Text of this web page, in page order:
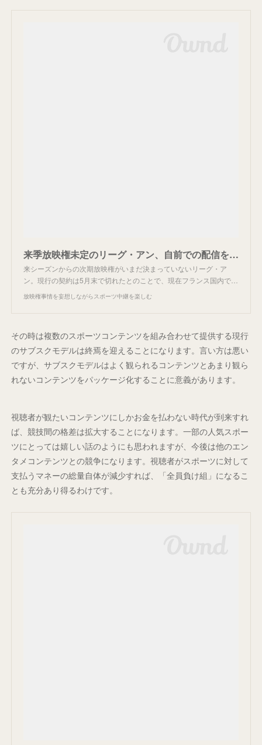
来季放映権未定のリーグ・アン、自前での配信を検討。
来シーズンからの次期放映権がいまだ決まっていないリーグ・ア
ン。現行の契約は5月末で切れたとのことで、現在フランス国内で…
放映権事情を妄想しながらスポーツ中継を楽しむ
その時は複数のスポーツコンテンツを組み合わせて提供する現行
のサブスクモデルは終焉を迎えることになります。言い方は悪い
ですが、サブスクモデルはよく観られるコンテンツとあまり観ら
れないコンテンツをパッケージ化することに意義があります。
視聴者が観たいコンテンツにしかお金を払わない時代が到来すれ
ば、競技間の格差は拡大することになります。一部の人気スポー
ツにとっては嬉しい話のようにも思われますが、今後は他のエン
タメコンテンツとの競争になります。視聴者がスポーツに対して
支払うマネーの総量自体が減少すれば、「全員負け組」になるこ
とも充分あり得るわけです。